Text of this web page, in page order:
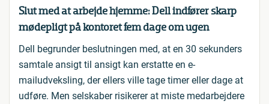
Slut med at arbejde hjemme: Dell indfører skarp
mødepligt på kontoret fem dage om ugen
Dell begrunder beslutningen med, at en 30 sekunders
samtale ansigt til ansigt kan erstatte en e-
mailudveksling, der ellers ville tage timer eller dage at
udføre. Men selskaber risikerer at miste medarbejdere